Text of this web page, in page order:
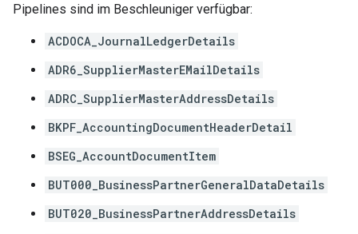
Pipelines sind im Beschleuniger verfügbar:
ACDOCA_JournalLedgerDetails
ADR6_SupplierMasterEMailDetails
ADRC_SupplierMasterAddressDetails
BKPF_AccountingDocumentHeaderDetail
BSEG_AccountDocumentItem
BUT000_BusinessPartnerGeneralDataDetails
BUT020_BusinessPartnerAddressDetails